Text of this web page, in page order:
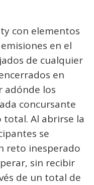
con elementos
en el
de cualquier
en
adónde los
concursante
Al abrirse la
se
reto inesperado
sin recibir
de un total de